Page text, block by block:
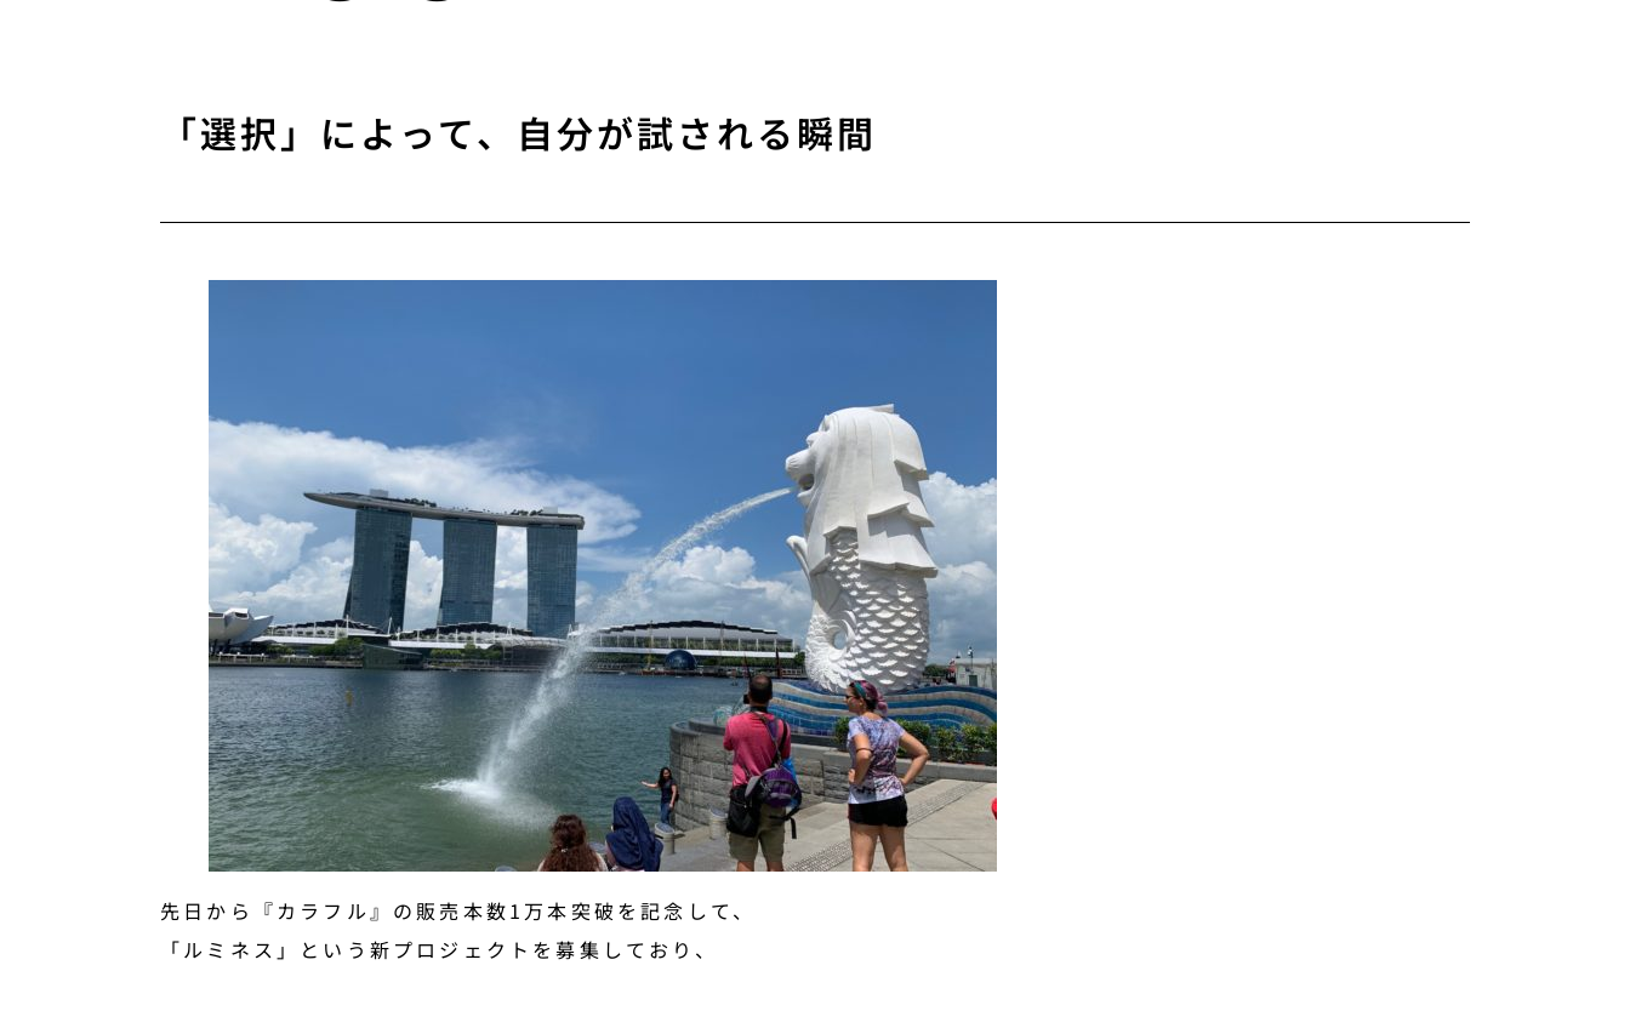
「選択」によって、自分が試される瞬間
先日から『カラフル』の販売本数1万本突破を記念して、
「ルミネス」という新プロジェクトを募集しており、